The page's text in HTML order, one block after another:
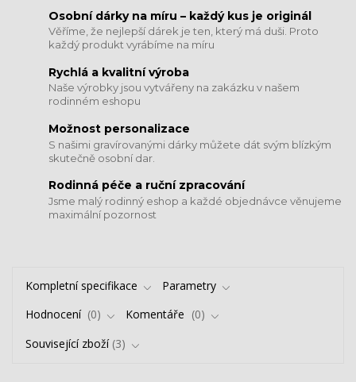
​​​​​​​Osobní dárky na míru – každý kus je originál
Věříme, že nejlepší dárek je ten, který má duši. Proto
každý produkt vyrábíme na míru
Rychlá a kvalitní výroba
Naše výrobky jsou vytvářeny na zakázku v našem
rodinném eshopu
Možnost personalizace
S našimi gravírovanými dárky můžete dát svým blízkým
skutečně osobní dar.
​​​​​​​Rodinná péče a ruční zpracování
Jsme malý rodinný eshop a každé objednávce věnujeme
maximální pozornost
Kompletní specifikace
Parametry
Hodnocení
0 Komentáře
0
Související zboží 3